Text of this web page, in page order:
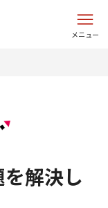
メニュー
解決し